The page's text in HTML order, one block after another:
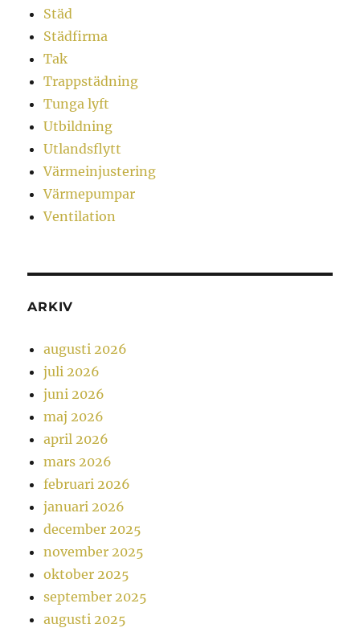
Städ
Städfirma
Tak
Trappstädning
Tunga lyft
Utbildning
Utlandsflytt
Värmeinjustering
Värmepumpar
Ventilation
ARKIV
augusti 2026
juli 2026
juni 2026
maj 2026
april 2026
mars 2026
februari 2026
januari 2026
december 2025
november 2025
oktober 2025
september 2025
augusti 2025